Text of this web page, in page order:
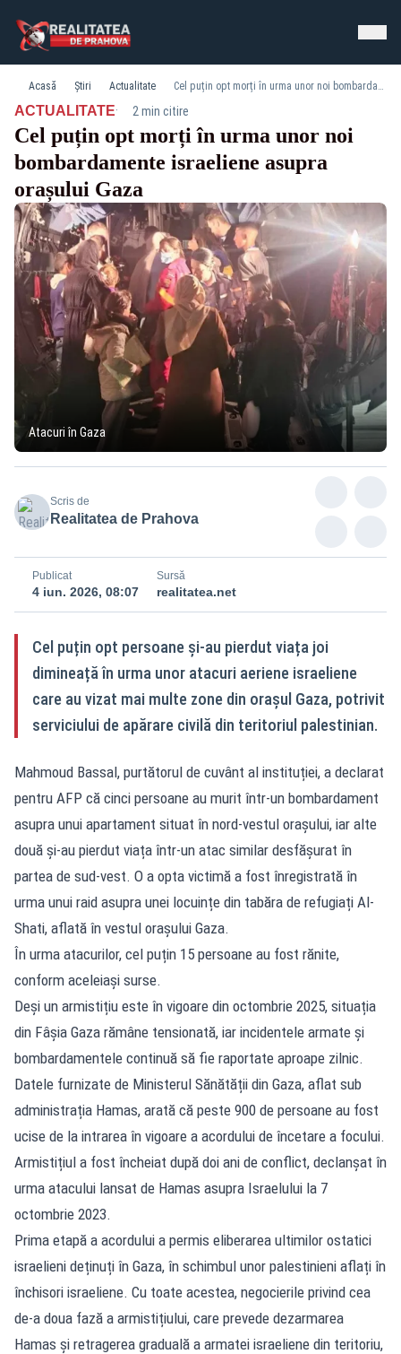
Acasă Știri Actualitate Cel puțin opt morți în urma unor noi bombardamente israeliene asupra orașului Gaza
ACTUALITATE· 2 min citire
Cel puțin opt morți în urma unor noi
bombardamente israeliene asupra
orașului Gaza
Atacuri în Gaza
Scris de
Realitatea de Prahova
Publicat
4 iun. 2026, 08:07
Sursă
realitatea.net
Cel puțin opt persoane și-au pierdut viața joi
dimineață în urma unor atacuri aeriene israeliene
care au vizat mai multe zone din orașul Gaza, potrivit
serviciului de apărare civilă din teritoriul palestinian.
Mahmoud Bassal, purtătorul de cuvânt al instituției, a declarat
pentru AFP că cinci persoane au murit într-un bombardament
asupra unui apartament situat în nord-vestul orașului, iar alte
două și-au pierdut viața într-un atac similar desfășurat în
partea de sud-vest. O a opta victimă a fost înregistrată în
urma unui raid asupra unei locuințe din tabăra de refugiați Al-
Shati, aflată în vestul orașului Gaza.
În urma atacurilor, cel puțin 15 persoane au fost rănite,
conform aceleiași surse.
Deși un armistițiu este în vigoare din octombrie 2025, situația
din Fâșia Gaza rămâne tensionată, iar incidentele armate și
bombardamentele continuă să fie raportate aproape zilnic.
Datele furnizate de Ministerul Sănătății din Gaza, aflat sub
administrația Hamas, arată că peste 900 de persoane au fost
ucise de la intrarea în vigoare a acordului de încetare a focului.
Armistițiul a fost încheiat după doi ani de conflict, declanșat în
urma atacului lansat de Hamas asupra Israelului la 7
octombrie 2023.
Prima etapă a acordului a permis eliberarea ultimilor ostatici
israelieni deținuți în Gaza, în schimbul unor palestinieni aflați în
închisori israeliene. Cu toate acestea, negocierile privind cea
de-a doua fază a armistițiului, care prevede dezarmarea
Hamas și retragerea graduală a armatei israeliene din teritoriu,